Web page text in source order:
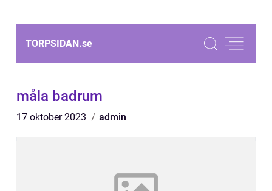
TORPSIDAN.se
måla badrum
17 oktober 2023 admin